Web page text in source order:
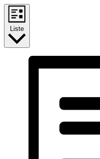
Liste